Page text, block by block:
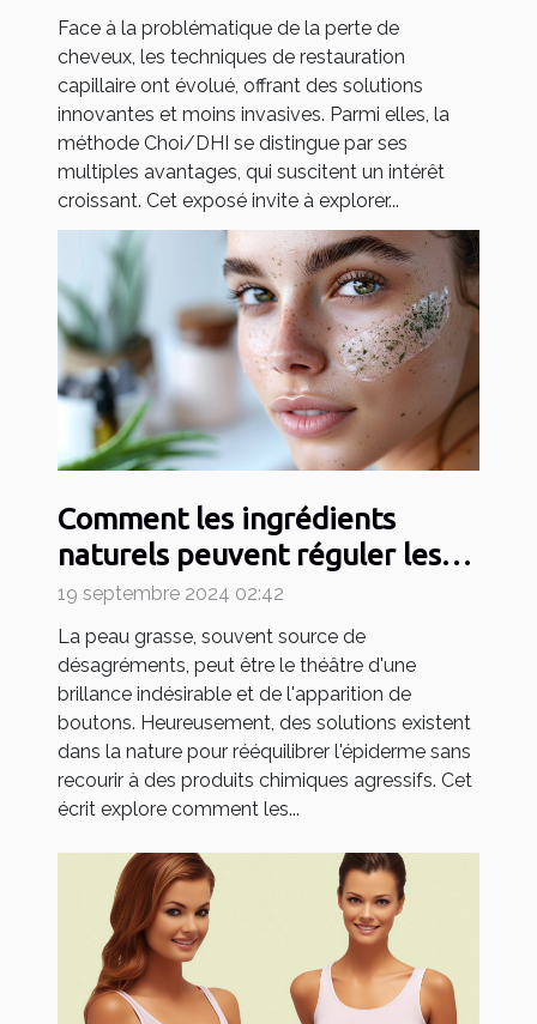
Face à la problématique de la perte de
cheveux, les techniques de restauration
capillaire ont évolué, offrant des solutions
innovantes et moins invasives. Parmi elles, la
méthode Choi/DHI se distingue par ses
multiples avantages, qui suscitent un intérêt
croissant. Cet exposé invite à explorer...
Comment les ingrédients
naturels peuvent réguler les
peaux grasses
19 septembre 2024 02:42
La peau grasse, souvent source de
désagréments, peut être le théâtre d'une
brillance indésirable et de l'apparition de
boutons. Heureusement, des solutions existent
dans la nature pour rééquilibrer l'épiderme sans
recourir à des produits chimiques agressifs. Cet
écrit explore comment les...